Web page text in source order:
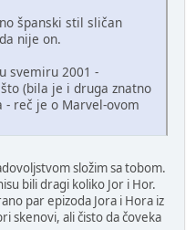
španski stil sličan
nije on.
svemiru 2001 -
(bila je i druga znatno
- reč je o Marvel-ovom
složim sa tobom.
bili dragi koliko Jor i Hor.
par epizoda Jora i Hora iz
skenovi, ali čisto da čoveka